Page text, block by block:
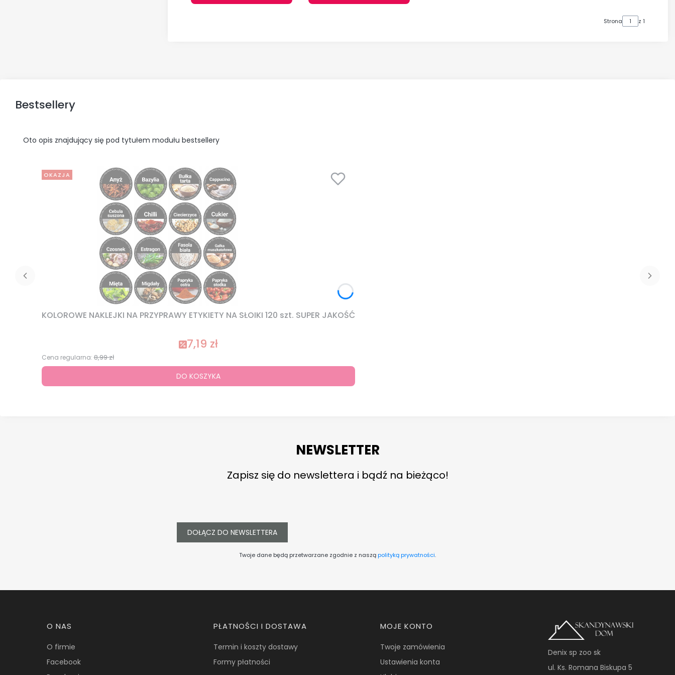
Strona z 1
Bestsellery
Oto opis znajdujący się pod tytułem modułu bestsellery
OKAZJA
KOLOROWE NAKLEJKI NA PRZYPRAWY ETYKIETY NA SŁOIKI 120 szt. SUPER JAKOŚĆ
7,19 zł
Cena regularna: 8,99 zł
DO KOSZYKA
NEWSLETTER
Zapisz się do newslettera i bądź na bieżąco!
DOŁĄCZ DO NEWSLETTERA
Twoje dane będą przetwarzane zgodnie z nasząpolityką prywatności.
Linki w stopce
O NAS
O firmie
Facebook
PŁATNOŚCI I DOSTAWA
Termin i koszty dostawy
Formy płatności
MOJE KONTO
Twoje zamówienia
Ustawienia konta
Denix sp zoo sk
ul. Ks. Romana Biskupa 5